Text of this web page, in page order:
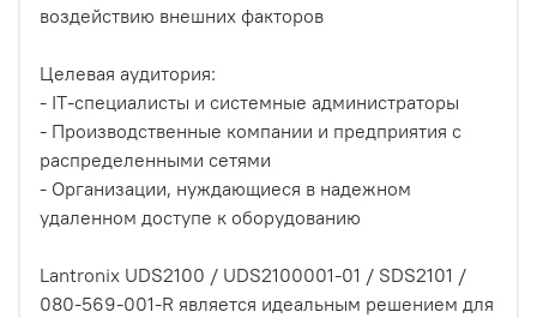
воздействию внешних факторов
Целевая аудитория:
- IT-специалисты и системные администраторы
- Производственные компании и предприятия с
распределенными сетями
- Организации, нуждающиеся в надежном
удаленном доступе к оборудованию
Lantronix UDS2100 / UDS2100001-01 / SDS2101 /
080-569-001-R является идеальным решением для